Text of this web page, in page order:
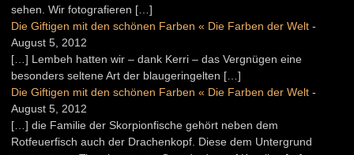
sehen. Wir fotografieren […]
Die Giftigen mit den schönen Farben « Die Farben der Welt -
August 5, 2012
[…] Lembeh hatten wir – dank Kerri – das Vergnügen eine
besonders seltene Art der blaugeringelten […]
Die Giftigen mit den schönen Farben « Die Farben der Welt -
August 5, 2012
[…] die Familie der Skorpionfische gehört neben dem
Rotfeuerfisch auch der Drachenkopf. Diese dem Untergrund